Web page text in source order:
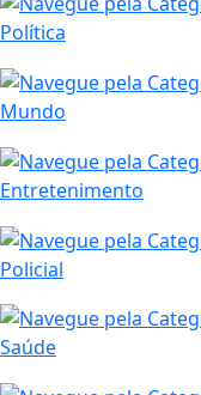
Política
Mundo
Entretenimento
Policial
Saúde